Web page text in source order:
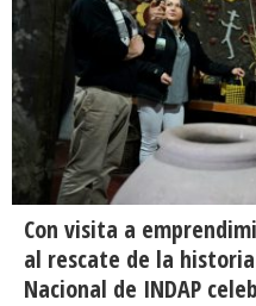
Con visita a
al rescate de la
Nacional de INDAP